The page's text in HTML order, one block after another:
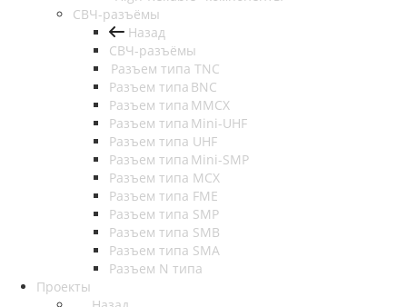
СВЧ-разъёмы
Назад
СВЧ-разъёмы
Разъем типа TNC
Разъем типа BNC
Разъем типа MMCX
Разъем типа Mini-UHF
Разъем типа UHF
Разъем типа Mini-SMP
Разъем типа MCX
Разъем типа FME
Разъем типа SMP
Разъем типа SMB
Разъем типа SMA
Разъем N типа
Проекты